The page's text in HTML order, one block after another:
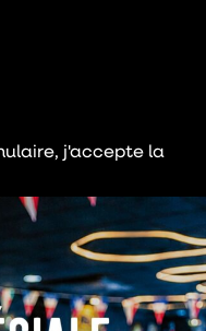
j'accepte la